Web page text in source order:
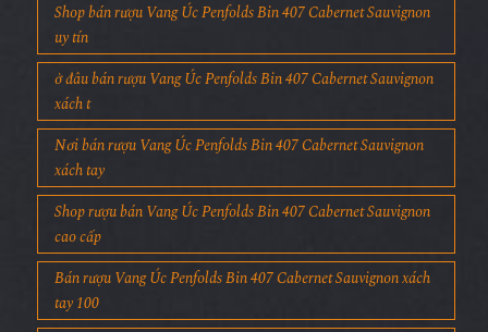
Shop bán rượu Vang Úc Penfolds Bin 407 Cabernet Sauvignon
uy tín
ở đâu bán rượu Vang Úc Penfolds Bin 407 Cabernet Sauvignon
xách t
Nơi bán rượu Vang Úc Penfolds Bin 407 Cabernet Sauvignon
xách tay
Shop rượu bán Vang Úc Penfolds Bin 407 Cabernet Sauvignon
cao cấp
Bán rượu Vang Úc Penfolds Bin 407 Cabernet Sauvignon xách
tay 100